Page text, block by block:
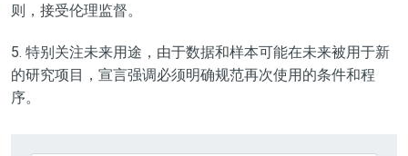
则，接受伦理监督。
5. 特别关注未来用途，由于数据和样本可能在未来被用于新
的研究项目，宣言强调必须明确规范再次使用的条件和程
序。